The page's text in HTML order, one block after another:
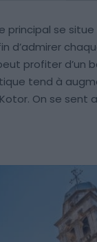
principal se
d’admirer
profiter d’un
tend à
On se sent